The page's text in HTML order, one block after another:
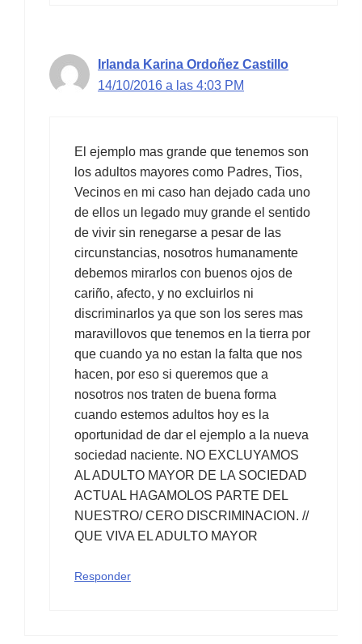
Irlanda Karina Ordoñez Castillo
14/10/2016 a las 4:03 PM
El ejemplo mas grande que tenemos son
los adultos mayores como Padres, Tios,
Vecinos en mi caso han dejado cada uno
de ellos un legado muy grande el sentido
de vivir sin renegarse a pesar de las
circunstancias, nosotros humanamente
debemos mirarlos con buenos ojos de
cariño, afecto, y no excluirlos ni
discriminarlos ya que son los seres mas
maravillovos que tenemos en la tierra por
que cuando ya no estan la falta que nos
hacen, por eso si queremos que a
nosotros nos traten de buena forma
cuando estemos adultos hoy es la
oportunidad de dar el ejemplo a la nueva
sociedad naciente. NO EXCLUYAMOS
AL ADULTO MAYOR DE LA SOCIEDAD
ACTUAL HAGAMOLOS PARTE DEL
NUESTRO/ CERO DISCRIMINACION. //
QUE VIVA EL ADULTO MAYOR
Responder